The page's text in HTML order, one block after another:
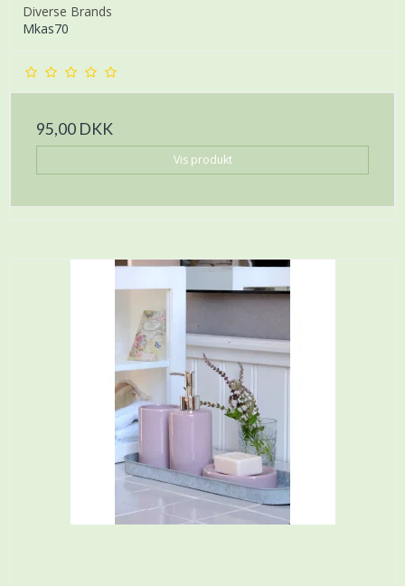
Diverse Brands
Mkas70
95,00 DKK
Vis produkt